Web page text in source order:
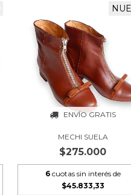
ENVÍO GRATIS
MECHI SUELA
$275.000
6 cuotas sin interés de
$45.833,33